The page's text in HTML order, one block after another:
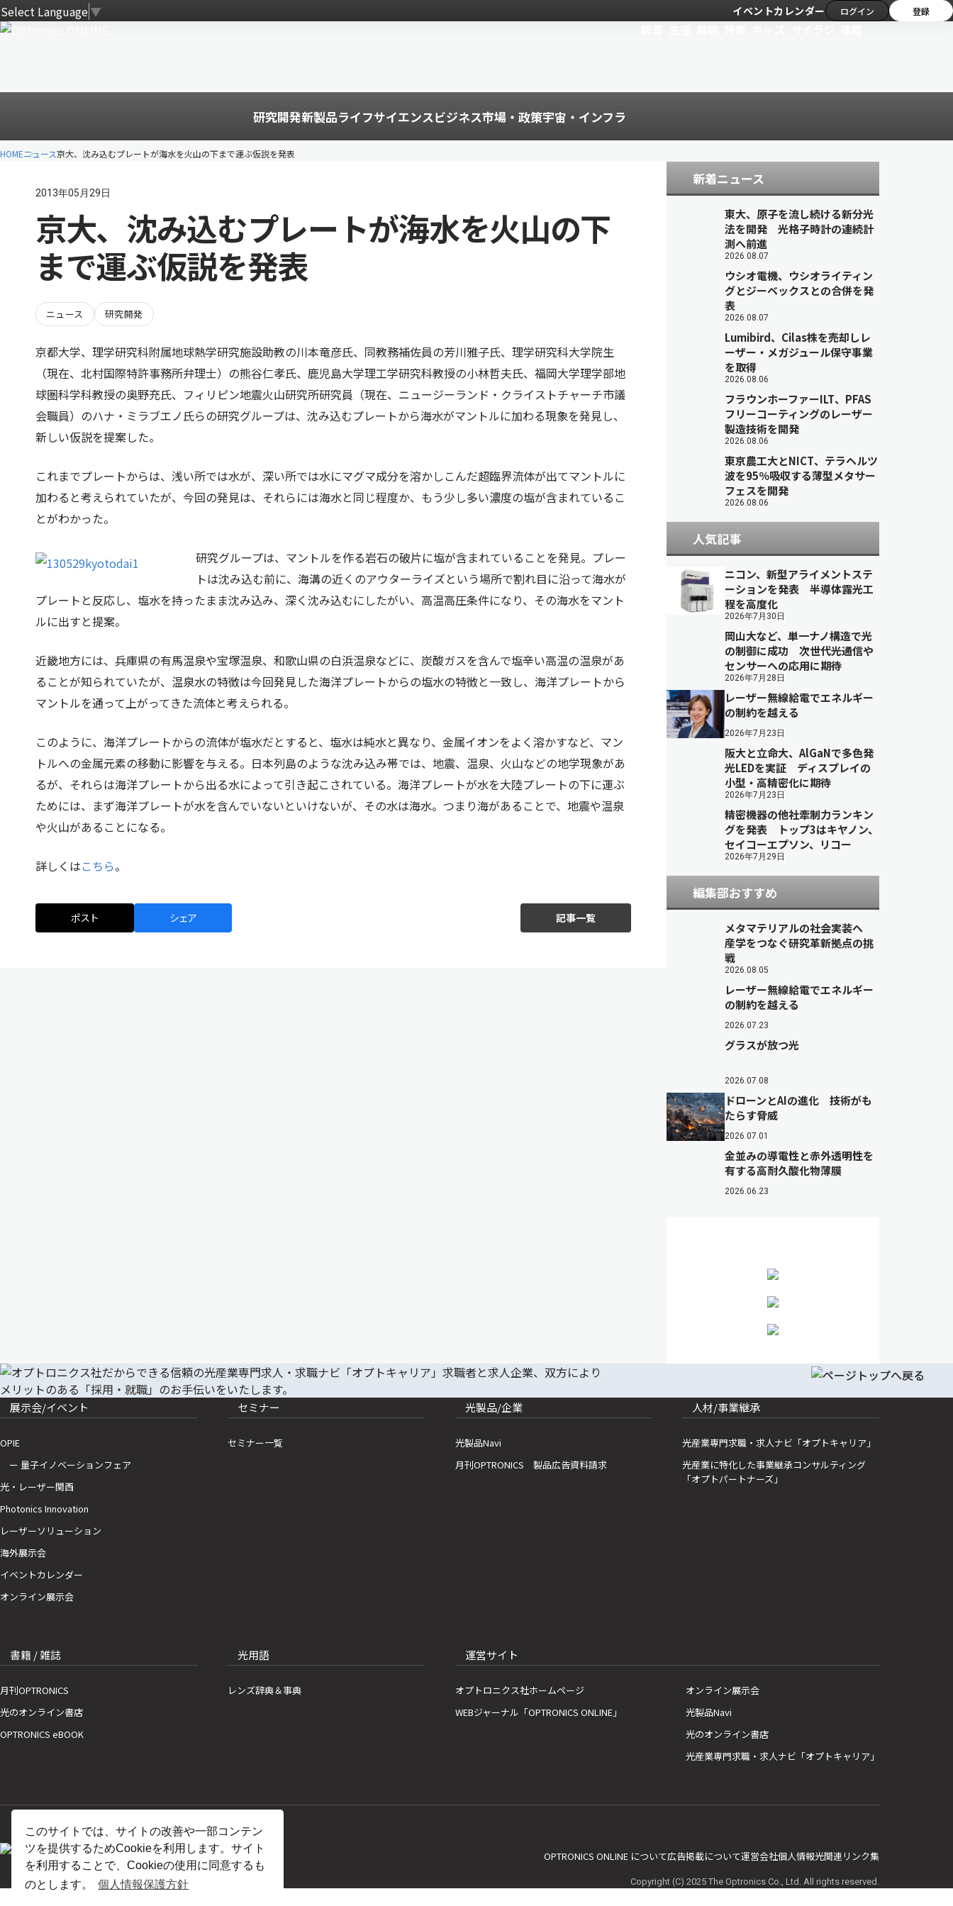
このサイトでは、サイトの改善や一部コンテン
ツを提供するためCookieを利用します。サイト
を利用することで、Cookieの使用に同意するも
のとします。
個人情報保護方針
Select Language▼ イベントカレンダー ログイン 登録
研究開発新製品ライフサイエンスビジネス市場・政策宇宙・インフラ
HOMEニュース京大、沈み込むプレートが海水を火山の下まで運ぶ仮説を発表
2013年05月29日
京大、沈み込むプレートが海水を火山の下
まで運ぶ仮説を発表
ニュース 研究開発
京都大学、理学研究科附属地球熱学研究施設助教の川本竜彦氏、同教務補佐員の芳川雅子氏、理学研究科大学院生
（現在、北村国際特許事務所弁理士）の熊谷仁孝氏、鹿児島大学理工学研究科教授の小林哲夫氏、福岡大学理学部地
球圏科学科教授の奥野充氏、フィリピン地震火山研究所研究員（現在、ニュージーランド・クライストチャーチ市議
会職員）のハナ・ミラブエノ氏らの研究グループは、沈み込むプレートから海水がマントルに加わる現象を発見し、
新しい仮説を提案した。
これまでプレートからは、浅い所では水が、深い所では水にマグマ成分を溶かしこんだ超臨界流体が出てマントルに
加わると考えられていたが、今回の発見は、それらには海水と同じ程度か、もう少し多い濃度の塩が含まれているこ
とがわかった。
研究グループは、マントルを作る岩石の破片に塩が含まれていることを発見。プレー
トは沈み込む前に、海溝の近くのアウターライズという場所で割れ目に沿って海水が
プレートと反応し、塩水を持ったまま沈み込み、深く沈み込むにしたがい、高温高圧条件になり、その海水をマント
ルに出すと提案。
近畿地方には、兵庫県の有馬温泉や宝塚温泉、和歌山県の白浜温泉などに、炭酸ガスを含んで塩辛い高温の温泉があ
ることが知られていたが、温泉水の特徴は今回発見した海洋プレートからの塩水の特徴と一致し、海洋プレートから
マントルを通って上がってきた流体と考えられる。
このように、海洋プレートからの流体が塩水だとすると、塩水は純水と異なり、金属イオンをよく溶かすなど、マン
トルへの金属元素の移動に影響を与える。日本列島のような沈み込み帯では、地震、温泉、火山などの地学現象があ
るが、それらは海洋プレートから出る水によって引き起こされている。海洋プレートが水を大陸プレートの下に運ぶ
ためには、まず海洋プレートが水を含んでいないといけないが、その水は海水。つまり海があることで、地震や温泉
や火山があることになる。
詳しくはこちら。
ポスト シェア 記事一覧
新着ニュース
東大、原子を流し続ける新分光
法を開発 光格子時計の連続計
測へ前進
2026.08.07
ウシオ電機、ウシオライティン
グとジーベックスとの合併を発
表
2026.08.07
Lumibird、Cilas株を売却しレ
ーザー・メガジュール保守事業
を取得
2026.08.06
フラウンホーファーILT、PFAS
フリーコーティングのレーザー
製造技術を開発
2026.08.06
東京農工大とNICT、テラヘルツ
波を95％吸収する薄型メタサー
フェスを開発
2026.08.06
人気記事
ニコン、新型アライメントステ
ーションを発表 半導体露光工
程を高度化
2026年7月30日
岡山大など、単一ナノ構造で光
の制御に成功 次世代光通信や
センサーへの応用に期待
2026年7月28日
レーザー無線給電でエネルギー
の制約を越える
2026年7月23日
阪大と立命大、AlGaNで多色発
光LEDを実証 ディスプレイの
小型・高精密化に期待
2026年7月23日
精密機器の他社牽制力ランキン
グを発表 トップ3はキヤノン、
セイコーエプソン、リコー
2026年7月29日
編集部おすすめ
メタマテリアルの社会実装へ
産学をつなぐ研究革新拠点の挑
戦
2026.08.05
レーザー無線給電でエネルギー
の制約を越える
2026.07.23
グラスが放つ光
2026.07.08
ドローンとAIの進化 技術がも
たらす脅威
2026.07.01
金並みの導電性と赤外透明性を
有する高耐久酸化物薄膜
2026.06.23
展示会/イベント
OPIE
ー 量子イノベーションフェア
光・レーザー関西
Photonics Innovation
レーザーソリューション
海外展示会
イベントカレンダー
オンライン展示会
セミナー
セミナー一覧
光製品/企業
光製品Navi
月刊OPTRONICS 製品広告資料請求
人材/事業継承
光産業専門求職・求人ナビ「オプトキャリア」
光産業に特化した事業継承コンサルティング
「オプトパートナーズ」
書籍 / 雑誌
月刊OPTRONICS
光のオンライン書店
OPTRONICS eBOOK
光用語
レンズ辞典＆事典
運営サイト
オプトロニクス社ホームページ
WEBジャーナル「OPTRONICS ONLINE」
オンライン展示会
光製品Navi
光のオンライン書店
光産業専門求職・求人ナビ「オプトキャリア」
OPTRONICS ONLINE について広告掲載について運営会社個人情報光関連リンク集
Copyright (C) 2025 The Optronics Co., Ltd. All rights reserved.